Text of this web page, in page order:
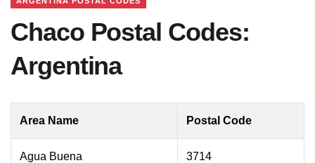
Chaco Postal Codes:
Argentina
Area Name Postal Code
Agua Buena 3714